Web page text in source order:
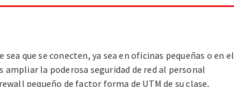
que se conecten, ya sea en oficinas pequeñas o en el
ampliar la poderosa seguridad de red al personal
pequeño de factor forma de UTM de su clase,